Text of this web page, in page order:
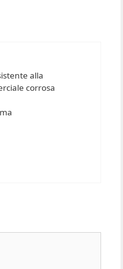
alla
corrosa